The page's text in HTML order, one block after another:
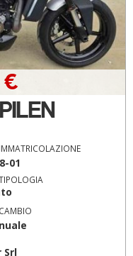
€
IMMATRICOLAZIONE
01
CAMBIO
Srl